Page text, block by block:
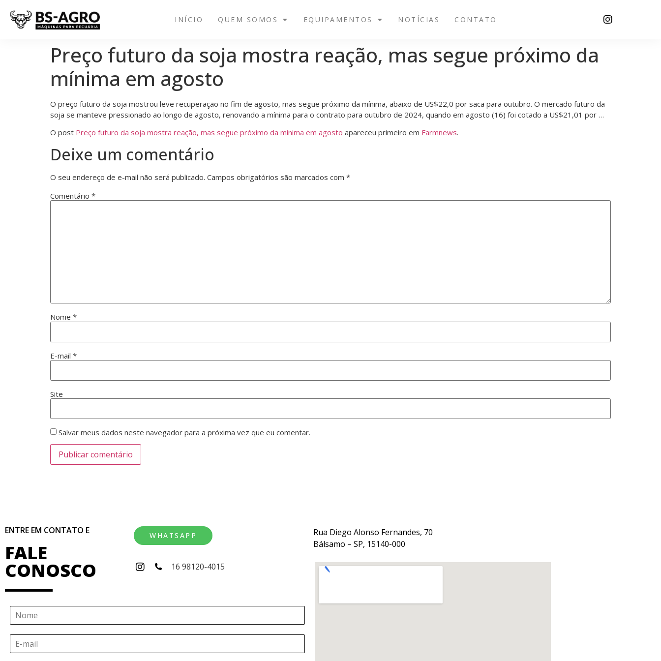
INÍCIO QUEM SOMOS EQUIPAMENTOS NOTÍCIAS CONTATO
Preço futuro da soja mostra reação, mas segue próximo da
mínima em agosto
O preço futuro da soja mostrou leve recuperação no fim de agosto, mas segue próximo da mínima, abaixo de US$22,0 por saca para outubro. O mercado futuro da
soja se manteve pressionado ao longo de agosto, renovando a mínima para o contrato para outubro de 2024, quando em agosto (16) foi cotado a US$21,01 por …
O post Preço futuro da soja mostra reação, mas segue próximo da mínima em agosto apareceu primeiro em Farmnews.
Deixe um comentário
O seu endereço de e-mail não será publicado. Campos obrigatórios são marcados com *
Comentário *
Nome *
E-mail *
Site
Salvar meus dados neste navegador para a próxima vez que eu comentar.
ENTRE EM CONTATO E
FALE
CONOSCO
WHATSAPP
16 98120-4015
Rua Diego Alonso Fernandes, 70
Bálsamo – SP, 15140-000
N
E